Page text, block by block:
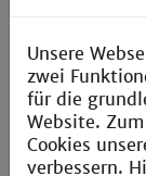
+49 621
+49 621
info@th-
Unsere
zwei
für die
Website.
Cookies
verbessern.